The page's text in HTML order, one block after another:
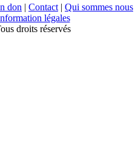
don | Contact | Qui sommes nous
légales
droits réservés